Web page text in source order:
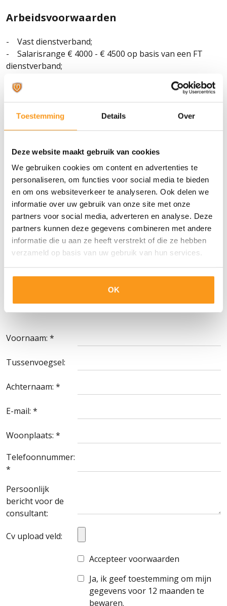
Toestemming Details Over
Deze website maakt gebruik van cookies
We gebruiken cookies om content en advertenties te
personaliseren, om functies voor social media te bieden
en om ons websiteverkeer te analyseren. Ook delen we
informatie over uw gebruik van onze site met onze
partners voor social media, adverteren en analyse. Deze
partners kunnen deze gegevens combineren met andere
informatie die u aan ze heeft verstrekt of die ze hebben
verzameld op basis van uw gebruik van hun services.
OK
Arbeidsvoorwaarden
- Vast dienstverband;
- Salarisrange € 4000 - € 4500 op basis van een FT
dienstverband;
opbouw);
- Bonusregeling afhankelijk van het bedrijfsresultaat;
- Hybride werken;
veel contacten met collega’s in het buitenland;
- Zelfstandigheid in het uitvoeren van de functie, met
mogelijkheden tot uitbreiding van de eigen taken.
LiveAboard heeft de werving en selectieprocedure
exclusief ondergebracht bij The AdminPeople. CV's
die rechtstreeks binnenkomen bij LiveAboard van
kandidaten of bureaus worden door LiveAboard aan
The AdminPeople overgedragen.
Voornaam: *
Tussenvoegsel:
Achternaam: *
E-mail: *
Woonplaats: *
Telefoonnummer:
*
Persoonlijk
bericht voor de
consultant:
Cv upload veld:
Accepteer voorwaarden
Ja, ik geef toestemming om mijn
gegevens voor 12 maanden te
bewaren.